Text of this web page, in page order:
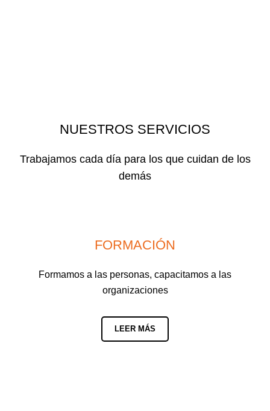
NUESTROS SERVICIOS
Trabajamos cada día para los que cuidan de los
demás
FORMACIÓN
Formamos a las personas, capacitamos a las
organizaciones
LEER MÁS